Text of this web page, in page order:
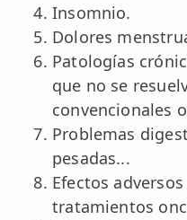
Insomnio.
Dolores
Patologías
que no se
convencionales
Problemas
pesadas...
Efectos
tratamientos